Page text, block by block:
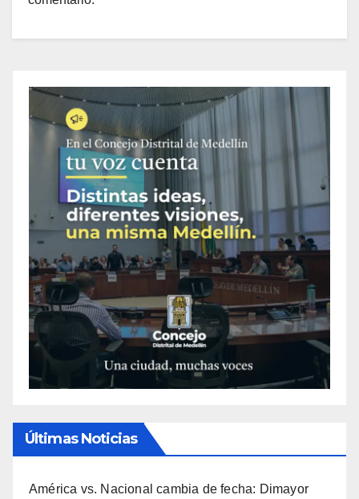
Últimas Noticias
América vs. Nacional cambia de fecha: Dimayor